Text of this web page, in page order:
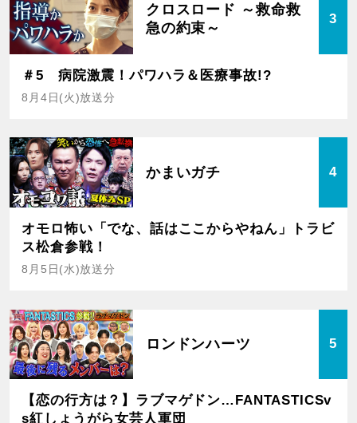
クロスロード ～救命救
急の約束～
3
＃5 病院激震！パワハラ＆医療事故!?
8月4日(火)放送分
かまいガチ 4
オモロ怖い「でな、話はここからやねん」トラビ
ス松倉参戦！
8月5日(水)放送分
ロンドンハーツ 5
【恋の行方は？】ラブマゲドン…FANTASTICSv
s紅しょうがら女芸人軍団